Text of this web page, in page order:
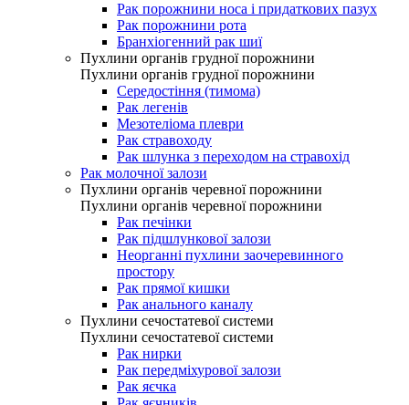
Рак порожнини носа і придаткових пазух
Рак порожнини рота
Бранхіогенний рак шиї
Пухлини органів грудної порожнини
Пухлини органів грудної порожнини
Середостіння (тимома)
Рак легенів
Мезотеліома плеври
Рак стравоходу
Рак шлунка з переходом на стравохід
Рак молочної залози
Пухлини органів черевної порожнини
Пухлини органів черевної порожнини
Рак печінки
Рак підшлункової залози
Неорганні пухлини заочеревинного
простору
Рак прямої кишки
Рак анального каналу
Пухлини сечостатевої системи
Пухлини сечостатевої системи
Рак нирки
Рак передміхурової залози
Рак яєчка